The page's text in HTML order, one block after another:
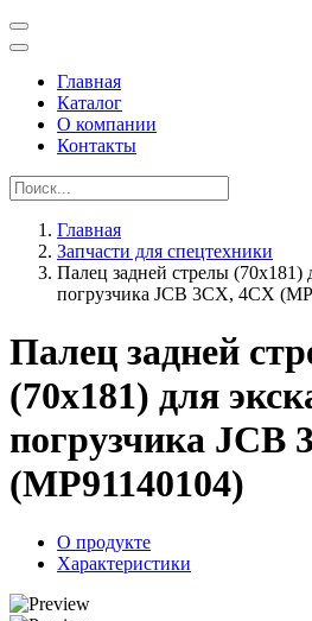
Главная
Каталог
О компании
Контакты
Главная
Запчасти для спецтехники
Палец задней стрелы (70x181)
погрузчика JCB 3CX, 4CX
Палец задней
(70x181) для
погрузчика JCB
(MP91140104)
О продукте
Характеристики